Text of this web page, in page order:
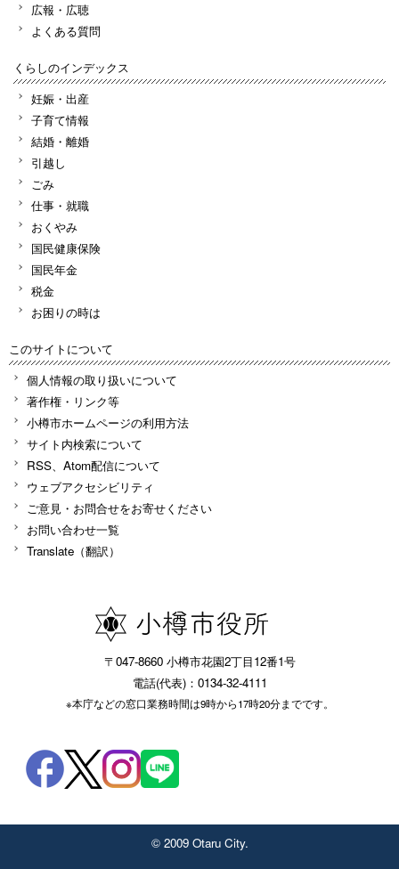
広報・広聴
よくある質問
くらしのインデックス
妊娠・出産
子育て情報
結婚・離婚
引越し
ごみ
仕事・就職
おくやみ
国民健康保険
国民年金
税金
お困りの時は
このサイトについて
個人情報の取り扱いについて
著作権・リンク等
小樽市ホームページの利用方法
サイト内検索について
RSS、Atom配信について
ウェブアクセシビリティ
ご意見・お問合せをお寄せください
お問い合わせ一覧
Translate（翻訳）
〒047-8660 小樽市花園2丁目12番1号
電話(代表)：0134-32-4111
※本庁などの窓口業務時間は9時から17時20分までです。
© 2009 Otaru City.